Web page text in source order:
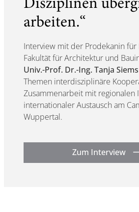
Disziplinen
arbeiten.“
Interview mit der Prodekanin für
Fakultät für Architektur und
Univ.-Prof. Dr.-Ing. Tanja Siems
Themen interdisziplinäre
Zusammenarbeit mit regionalen
internationaler Austausch am
Wuppertal.
Zum Interview